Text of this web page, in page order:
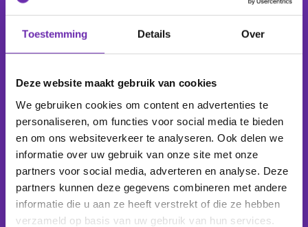
Toestemming Details Over
Deze website maakt gebruik van cookies
We gebruiken cookies om content en advertenties te
personaliseren, om functies voor social media te bieden
en om ons websiteverkeer te analyseren. Ook delen we
informatie over uw gebruik van onze site met onze
partners voor social media, adverteren en analyse. Deze
partners kunnen deze gegevens combineren met andere
informatie die u aan ze heeft verstrekt of die ze hebben
verzameld op basis van uw gebruik van hun services.
388 domeinnamen
Wij beheren1.039.132 domeinnamen voor277.811
klanten.
Producten
Domeinnaam
E-mail
Webhosting